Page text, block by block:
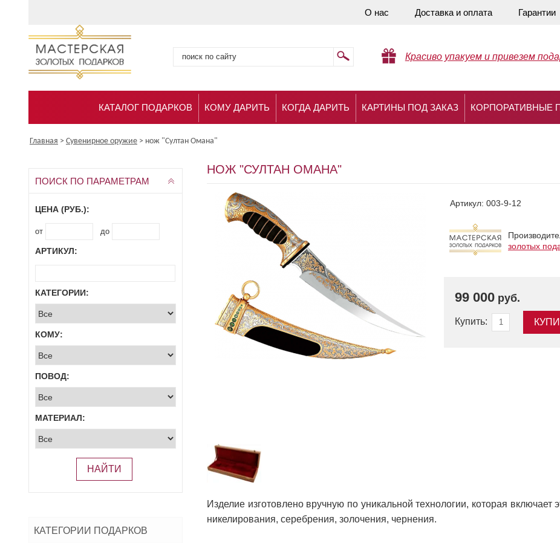
О нас Доставка и оплата Гарантии
Красиво упакуем и привезем
КАТАЛОГ ПОДАРКОВ КОМУ ДАРИТЬ КОГДА ДАРИТЬ КАРТИНЫ ПОД ЗАКАЗ КОРПОРАТИВНЫЕ
Главная > Сувенирное оружие > нож "Султан Омана"
ПОИСК ПО ПАРАМЕТРАМ
ЦЕНА (РУБ.):
от до
АРТИКУЛ:
КАТЕГОРИИ:
КОМУ:
ПОВОД:
МАТЕРИАЛ:
НАЙТИ
КАТЕГОРИИ ПОДАРКОВ
НОЖ "СУЛТАН ОМАНА"
Артикул: 003-9-12
золотых
99 000 руб.
Купить:
Изделие изготовлено вручную по уникальной технологии, которая
никелирования, серебрения, золочения, чернения.